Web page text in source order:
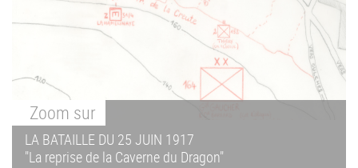
Zoom sur
LA BATAILLE DU 25 JUIN 1917
"La reprise de la Caverne du Dragon"